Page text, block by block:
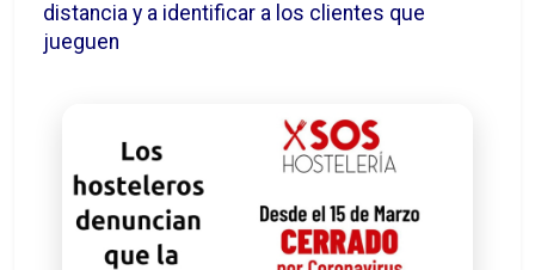
distancia y a identificar a los clientes que
jueguen